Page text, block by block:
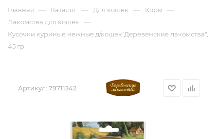
Главная — Каталог — Для кошек — Корм —
Лакомства для кошек —
Кусочки куриные нежные д/кошек"Деревенские лакомства",
45 гр
Артикул: 79711342